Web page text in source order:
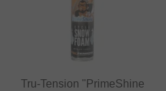
Tru-Tension "PrimeShine